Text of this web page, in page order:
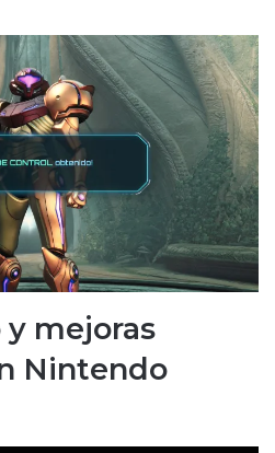
mejoras
Nintendo